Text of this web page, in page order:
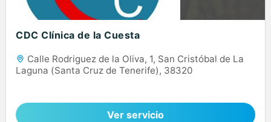
CDC Clínica de la Cuesta
Calle Rodriguez de la Oliva, 1, San Cristóbal de La
Laguna (Santa Cruz de Tenerife), 38320
Ver servicio